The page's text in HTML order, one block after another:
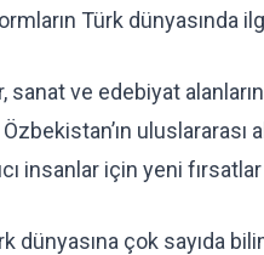
Türk dünyasında
sanat ve edebiyat
insanlar için yeni
dünyasına çok sayıda